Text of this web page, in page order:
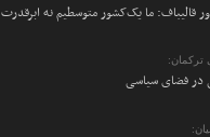
قالیباف: ما یک‌کشور متوسطیم نه ابرقدرت
ترکمان:
در فضای سیاسی